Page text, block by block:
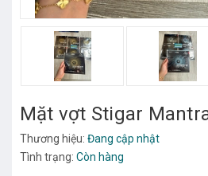
Mặt vợt Stigar
Thương hiệu: Đang cập nhật
Tình trạng: Còn hàng